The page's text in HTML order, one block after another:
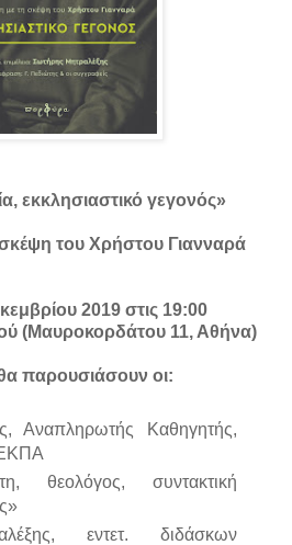
εκκλησιαστικό γεγονός»
του Χρήστου Γιανναρά
2019 στις 19:00
(Μαυροκορδάτου 11, Αθήνα)
παρουσιάσουν οι:
Αναπληρωτής Καθηγητής,
θεολόγος, συντακτική
εντετ. διδάσκων